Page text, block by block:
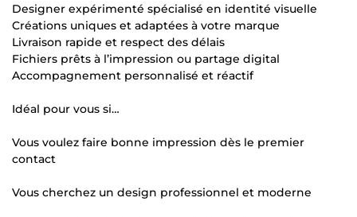
Designer expérimenté spécialisé en identité visuelle
Créations uniques et adaptées à votre marque
Livraison rapide et respect des délais
Fichiers prêts à l’impression ou partage digital
Accompagnement personnalisé et réactif
Idéal pour vous si…
Vous voulez faire bonne impression dès le premier
contact
Vous cherchez un design professionnel et moderne